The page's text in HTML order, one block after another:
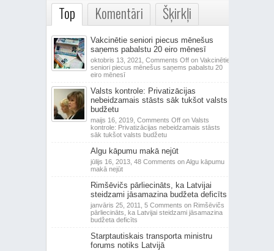
Top Komentāri Šķirkļi
Vakcinētie seniori piecus mēnešus
saņems pabalstu 20 eiro mēnesī
oktobris 13, 2021, Comments Offon Vakcinētie
seniori piecus mēnešus saņems pabalstu 20
eiro mēnesī
Valsts kontrole: Privatizācijas
nebeidzamais stāsts sāk tukšot valsts
budžetu
maijs 16, 2019, Comments Offon Valsts
kontrole: Privatizācijas nebeidzamais stāsts
sāk tukšot valsts budžetu
Algu kāpumu makā nejūt
jūlijs 16, 2013, 48 Comments on Algu kāpumu
makā nejūt
Rimšēvičs pārliecināts, ka Latvijai
steidzami jāsamazina budžeta deficīts
janvāris 25, 2011, 5 Comments on Rimšēvičs
pārliecināts, ka Latvijai steidzami jāsamazina
budžeta deficīts
Starptautiskais transporta ministru
forums notiks Latvijā